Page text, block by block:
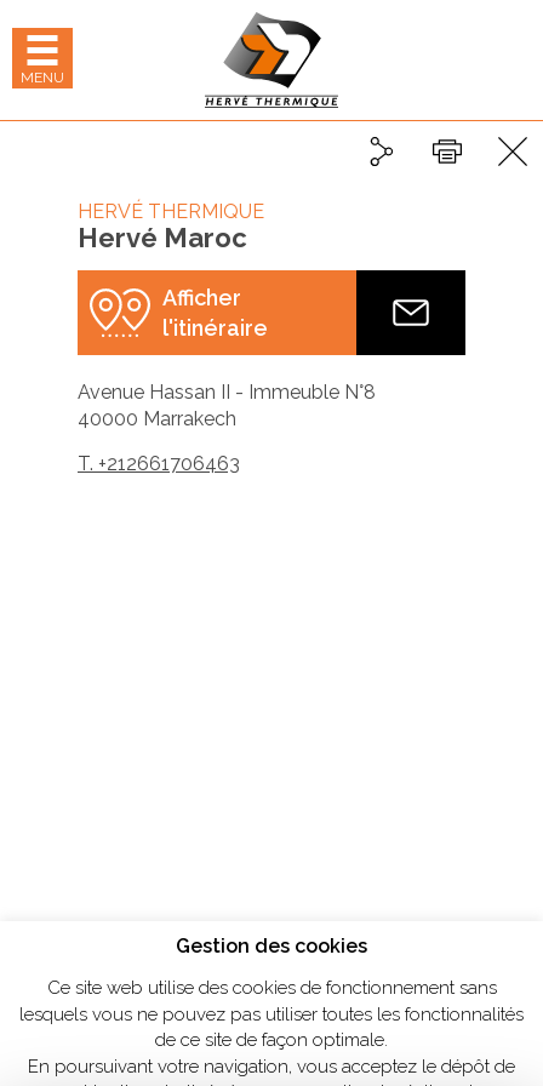
MENU
LE MENU MOBILE
Partager
Partager sur
Partager
Imprimer
HERVÉ THERMIQUE
Hervé Maroc
Afficher
l'itinéraire
Avenue Hassan II - Immeuble N°8
40000 Marrakech
T. +212661706463
Gestion des cookies
Ce site web utilise des cookies de fonctionnement sans
lesquels vous ne pouvez pas utiliser toutes les fonctionnalités
de ce site de façon optimale.
En poursuivant votre navigation, vous acceptez le dépôt de
Panneau de gestion des cookies